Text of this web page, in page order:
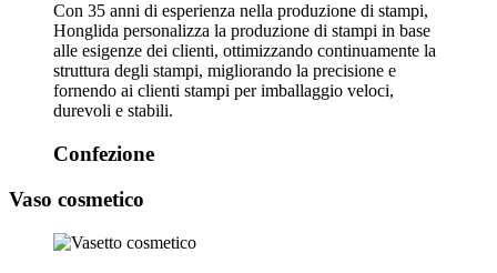
Con 35 anni di esperienza nella produzione di stampi,
Honglida personalizza la produzione di stampi in base
alle esigenze dei clienti, ottimizzando continuamente la
struttura degli stampi, migliorando la precisione e
fornendo ai clienti stampi per imballaggio veloci,
durevoli e stabili.
Confezione
Vaso cosmetico